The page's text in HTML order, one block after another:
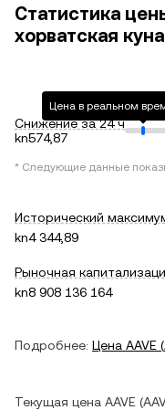
Статистика
хорватская
Снижение за 24 ч
kn574,87
Цена в реальном
* Следующие данные
Исторический
kn4 344,89
Рыночная
kn8 908 136 164
Подробнее: Цена AAVE (
Текущая цена AAVE (